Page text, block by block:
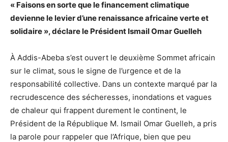
« Faisons en sorte que le financement climatique
devienne le levier d’une renaissance africaine verte et
solidaire », déclare le Président Ismail Omar Guelleh
À Addis-Abeba s’est ouvert le deuxième Sommet africain
sur le climat, sous le signe de l’urgence et de la
responsabilité collective. Dans un contexte marqué par la
recrudescence des sécheresses, inondations et vagues
de chaleur qui frappent durement le continent, le
Président de la République M. Ismail Omar Guelleh, a pris
la parole pour rappeler que l’Afrique, bien que peu